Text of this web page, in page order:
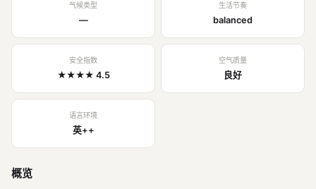
气候类型
—
生活节奏
balanced
安全指数
★★★★ 4.5
空气质量
良好
语言环境
英++
概览